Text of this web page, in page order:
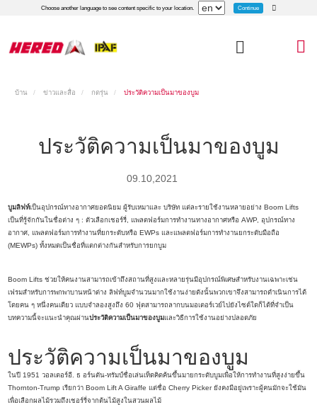
Choose another language to see content specific to your location. Continue
บ้าน ข่าวและสื่อ กดรุ่น ประวัติความเป็นมาของบูม
ประวัติความเป็นมาของบูม
09.10,2021
บูมลิฟท์เป็นอุปกรณ์ทางอากาศยอดนิยม ผู้รับเหมาและ บริษัท แต่ละรายใช้งานหลายอย่าง Boom Lifts
เป็นที่รู้จักกันในชื่อต่าง ๆ : ตัวเลือกเชอร์รี่, แพลตฟอร์มการทำงานทางอากาศหรือ AWP, อุปกรณ์ทาง
อากาศ, แพลตฟอร์มการทำงานที่ยกระดับหรือ EWPs และแพลตฟอร์มการทำงานยกระดับมือถือ
(MEWPs) ทั้งหมดเป็นชื่อที่แตกต่างกันสำหรับการยกบูม
Boom Lifts ช่วยให้คนงานสามารถเข้าถึงสถานที่สูงและหลายรุ่นมีอุปกรณ์พิเศษสำหรับงานเฉพาะเช่น
เฟรมสำหรับการพกพาบานหน้าต่าง ลิฟท์บูมจำนวนมากใช้งานง่ายดังนั้นพวกเขาจึงสามารถดำเนินการได้
โดยคน ๆ หนึ่งคนเดียว แบบจำลองสูงถึง 60 ฟุตสามารถลากบนมอเตอร์เวย์ไปยังไซต์ใดก็ได้ที่จำเป็น
บทความนี้จะแนะนำคุณผ่านประวัติความเป็นมาของบูมและวิธีการใช้งานอย่างปลอดภัย
ประวัติความเป็นมาของบูม
ในปี 1951 วอลเตอร์อี. ธ อร์นตัน-ทรัมป์ชื่อเล่นเท็ดคิดค้นขึ้นมายกระดับบูมเพื่อให้การทำงานที่สูงง่ายขึ้น
Thornton-Trump เรียกว่า Boom Lift A Giraffe แต่ชื่อ Cherry Picker ยังคงมีอยู่เพราะผู้คนมักจะใช้มัน
เพื่อเลือกผลไม้รวมถึงเชอร์รี่จากต้นไม้สูงในสวนผลไม้